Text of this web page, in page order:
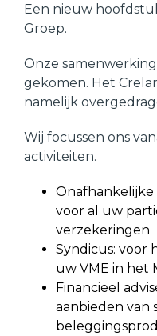
Een nieuw
Groep.
Onze
gekomen. Het
namelijk
Wij focussen ons
activiteiten.
Onafhankelijke
voor al uw
verzekeringen
Syndicus: voor
uw VME in het
Financieel
aanbieden van